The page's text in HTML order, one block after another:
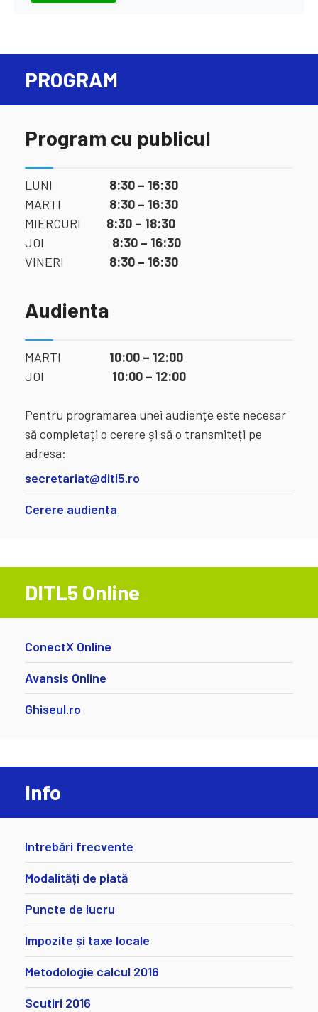
PROGRAM
Program cu publicul
LUNI 8:30 – 16:30
MARTI 8:30 – 16:30
MIERCURI 8:30 – 18:30
JOI 8:30 – 16:30
VINERI 8:30 – 16:30
Audienta
MARTI 10:00 – 12:00
JOI 10:00 – 12:00
Pentru programarea unei audiențe este necesar
să completați o cerere și să o transmiteți pe
adresa:
secretariat@ditl5.ro
Cerere audienta
DITL5 Online
ConectX Online
Avansis Online
Ghiseul.ro
Info
Intrebări frecvente
Modalități de plată
Puncte de lucru
Impozite și taxe locale
Metodologie calcul 2016
Scutiri 2016